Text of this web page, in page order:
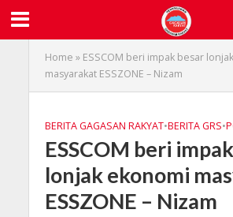
Home » ESSCOM beri impak besar
masyarakat ESSZONE – Nizam
BERITA GAGASAN RAKYAT•BERITA GRS•
ESSCOM beri
lonjak ekonomi
ESSZONE – Nizam